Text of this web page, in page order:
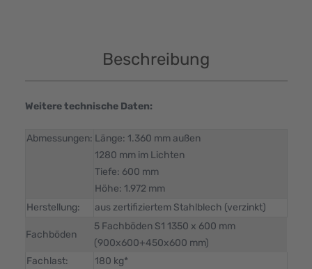
Beschreibung
Weitere technische Daten:
Abmessungen: Länge: 1.360 mm außen
1280 mm im Lichten
Tiefe: 600 mm
Höhe: 1.972 mm
Herstellung:
aus zertifiziertem Stahlblech (verzinkt)
Fachböden
5 Fachböden S1 1350 x 600 mm
(900x600+450x600 mm)
Fachlast:
180 kg*